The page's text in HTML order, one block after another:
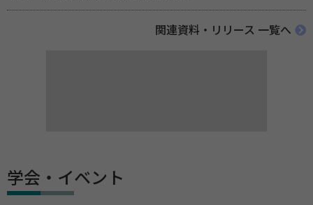
関連資料・リリース 一覧へ
学会・イベント